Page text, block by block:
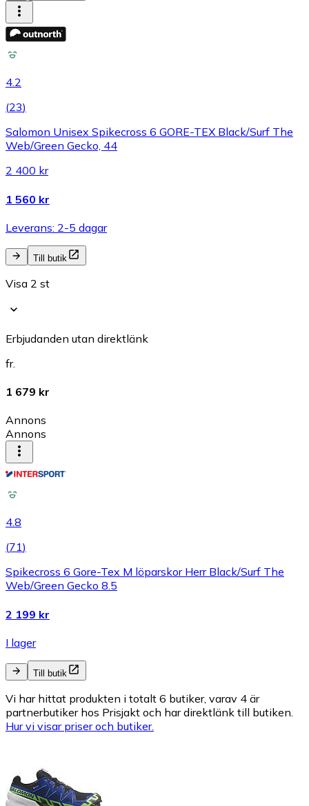
4.2
(23)
Salomon Unisex Spikecross 6 GORE-TEX Black/Surf The
Web/Green Gecko, 44
2 400 kr
1 560 kr
Leverans: 2-5 dagar
Till butik
Visa 2 st
Erbjudanden utan direktlänk
fr.
1 679 kr
Annons
Annons
4.8
(71)
Spikecross 6 Gore-Tex M löparskor Herr Black/Surf The
Web/Green Gecko 8.5
2 199 kr
I lager
Till butik
Vi har hittat produkten i totalt 6 butiker, varav 4 är
partnerbutiker hos Prisjakt och har direktlänk till butiken.
Hur vi visar priser och butiker.